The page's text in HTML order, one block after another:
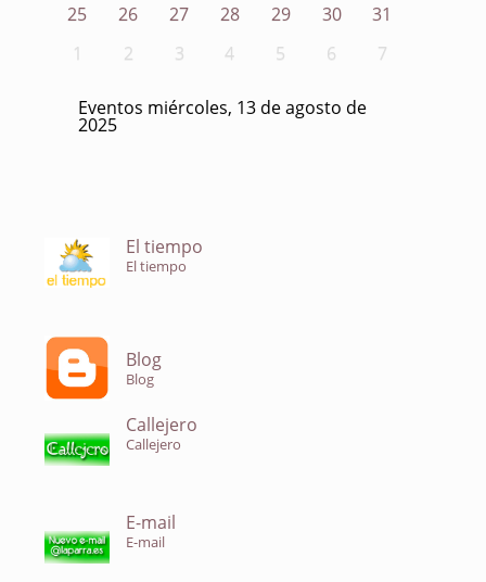
25
26 27 28 29 30
31
1
2 3 4 5 6 7
Eventos miércoles, 13 de agosto de
2025
El tiempo
El tiempo
Blog
Blog
Callejero
Callejero
E-mail
E-mail